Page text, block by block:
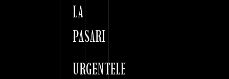
LA
PASARI
URGENTELE